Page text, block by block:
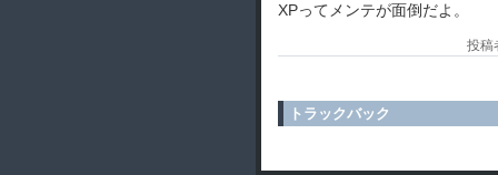
XPってメンテが面倒だよ。
投稿
トラックバック